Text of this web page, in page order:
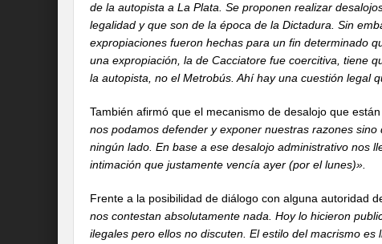
de la autopista a La Plata. Se proponen realizar
legalidad y que son de la época de la Dictadura. Sin
expropiaciones fueron hechas para un fin determinado
una expropiación, la de Cacciatore fue coercitiva, tiene
la autopista, no el Metrobús. Ahí hay una cuestión legal
También afirmó que el mecanismo de desalojo que
nos podamos defender y exponer nuestras razones
ningún lado. En base a ese desalojo administrativo nos
intimación que justamente vencía ayer (por el lunes)».
Frente a la posibilidad de diálogo con alguna autoridad
nos contestan absolutamente nada. Hoy lo hicieron
ilegales pero ellos no discuten. El estilo del macrismo